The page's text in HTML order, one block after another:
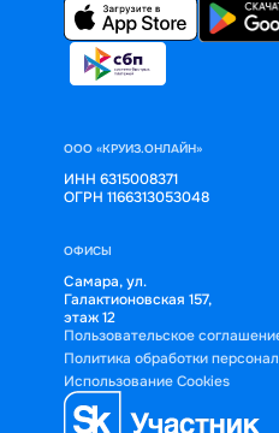
ООО «КРУИЗ.ОНЛАЙН»
ИНН 6315008371
ОГРН 1166313053048
ОФИСЫ
Самара, ул.
Галактионовская 157,
этаж 12
Пользовательское
Политика обработки
Использование Cookies